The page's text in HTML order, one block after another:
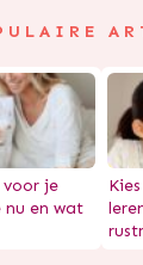
voor je
nu en wat